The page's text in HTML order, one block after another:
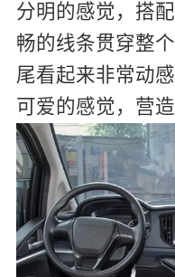
分明的感觉，搭
畅的线条贯穿整
尾看起来非常动
可爱的感觉，营